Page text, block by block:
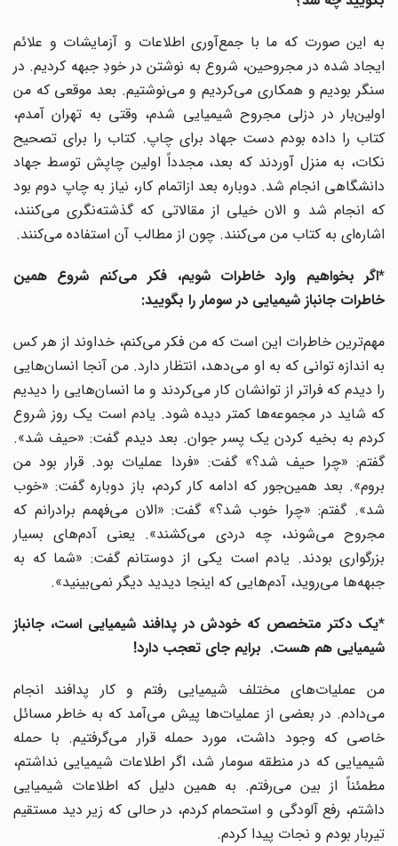
به این صورت که ما با جمع‌آوری اطلاعات و آزمایشات و علائم
ایجاد شده در مجروحین، شروع به نوشتن در خودِ جبهه کردیم. در
سنگر بودیم و همکاری می‌کردیم و می‌نوشتیم. بعد موقعی که من
اولین‌بار در دزلی مجروح شیمیایی شدم، وقتی به تهران آمدم،
کتاب را داده بودم دست جهاد برای چاپ. کتاب را برای تصحیح
نکات، به منزل آوردند که بعد، مجدداً اولین چاپش توسط جهاد
دانشگاهی انجام شد. دوباره بعد ازاتمام کار، نیاز به چاپ دوم بود
که انجام شد و الان خیلی از مقالاتی که گذشته‌نگری می‌کنند،
اشاره‌ای به کتاب من می‌کنند. چون از مطالب آن استفاده می‌کنند.
*اگر بخواهیم وارد خاطرات شویم، فکر می‌کنم شروع همین
خاطرات جانباز شیمیایی در سومار را بگویید:
مهم‌ترین خاطرات این است که من فکر می‌کنم، خداوند از هر کس
به اندازه توانی که به او می‌دهد، انتظار دارد. من آنجا انسان‌هایی
را دیدم که فراتر از توانشان کار می‌کردند و ما انسان‌هایی را دیدیم
که شاید در مجموعه‌ها کمتر دیده شود. یادم است یک روز شروع
کردم به بخیه کردن یک پسر جوان. بعد دیدم گفت: «حیف شد».
گفتم: «چرا حیف شد؟» گفت: «فردا عملیات بود. قرار بود من
بروم». بعد همین‌جور که ادامه کار کردم، باز دوباره گفت: «خوب
شد». گفتم: «چرا خوب شد؟» گفت: «الان می‌فهمم برادرانم که
مجروح می‌شوند، چه دردی می‌کشند». یعنی آدم‌های بسیار
بزرگواری بودند. یادم است یکی از دوستانم گفت: «شما که به
جبهه‌ها می‌روید، آدم‌هایی که اینجا دیدید دیگر نمی‌بینید».
*یک دکتر متخصص که خودش در پدافند شیمیایی است، جانباز
شیمیایی هم هست. برایم جای تعجب دارد!
من عملیات‌های مختلف شیمیایی رفتم و کار پدافند انجام
می‌دادم. در بعضی از عملیات‌ها پیش می‌آمد که به خاطر مسائل
خاصی که وجود داشت، مورد حمله قرار می‌گرفتیم. با حمله
شیمیایی که در منطقه سومار شد، اگر اطلاعات شیمیایی نداشتم،
مطمئناً از بین می‌رفتم. به همین دلیل که اطلاعات شیمیایی
داشتم، رفع آلودگی و استحمام کردم، در حالی که زیر دید مستقیم
تیربار بودم و نجات پیدا کردم.